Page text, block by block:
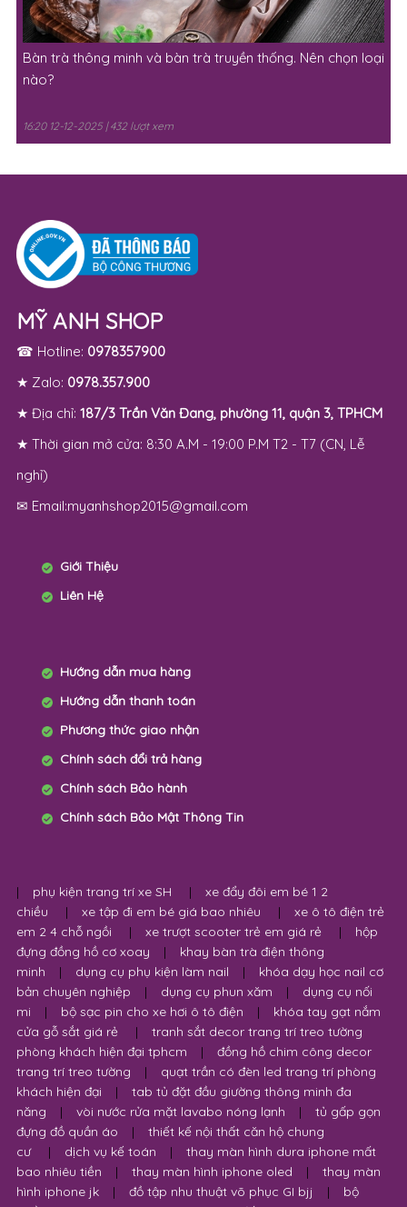
Bàn trà thông minh và bàn trà truyền thống. Nên chọn loại
nào?
16:20 12-12-2025 | 432 lượt xem
MỸ ANH SHOP
☎ Hotline: 0978357900
★ Zalo: 0978.357.900
★ Địa chỉ: 187/3 Trần Văn Đang, phường 11, quận 3, TPHCM
★ Thời gian mở cửa: 8:30 A.M - 19:00 P.M T2 - T7 (CN, Lễ
nghỉ)
✉ Email:myanhshop2015@gmail.com
Giới Thiệu
Liên Hệ
Hướng dẫn mua hàng
Hướng dẫn thanh toán
Phương thức giao nhận
Chính sách đổi trả hàng
Chính sách Bảo hành
Chính sách Bảo Mật Thông Tin
| phụ kiện trang trí xe SH |
xe đẩy đôi em bé 1 2
chiều
| xe tập đi em bé giá bao nhiêu |
xe ô tô điện trẻ
em 2 4 chỗ ngồi
| xe trượt scooter trẻ em giá rẻ |
hộp
đựng đồng hồ cơ xoay
|
khay bàn trà điện thông
minh
| dụng cụ phụ kiện làm nail |
khóa dạy học nail cơ
bản chuyên nghiệp
| dụng cụ phun xăm |
dụng cụ nối
mi
| bộ sạc pin cho xe hơi ô tô điện |
khóa tay gạt nắm
cửa gỗ sắt giá rẻ
|
tranh sắt decor trang trí treo tường
phòng khách hiện đại tphcm
|
đồng hồ chim công decor
trang trí treo tường
|
quạt trần có đèn led trang trí phòng
khách hiện đại
|
tab tủ đặt đầu giường thông minh đa
năng
| vòi nước rửa mặt lavabo nóng lạnh |
tủ gấp gọn
đựng đồ quần áo
|
thiết kế nội thất căn hộ chung
cư
| dịch vụ kế toán |
thay màn hình dura iphone mất
bao nhiêu tiền
| thay màn hình iphone oled |
thay màn
hình iphone jk
| đồ tập nhu thuật võ phục GI bjj |
bộ